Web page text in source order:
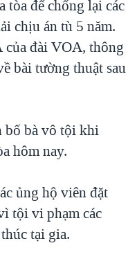
MỸ: QUÁ KHỨ VÀ HIỆN
GAZA
THẮNG CUỘC'
tòa để chống lại các
chịu án tù 5 năm.
đài VOA, thông
bài tường thuật sau
bố bà vô tội khi
hôm nay.
ủng hộ viên đặt
tội vi phạm các
tại gia.